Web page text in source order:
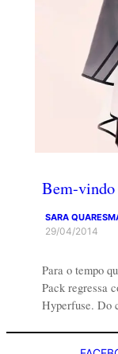
Bem-
SARA
29/04/2014
Para o tempo
Pack regressa
Hyperfuse. Do